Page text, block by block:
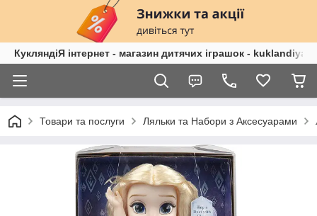
КукляндіЯ інтернет - магазин дитячих іграшок -
Товари та послуги Ляльки та Набори з Аксесуарами